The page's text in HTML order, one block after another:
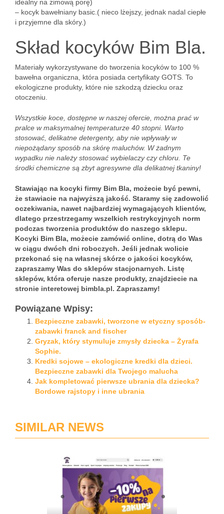
idealny na zimową porę)
– kocyk bawełniany basic.( nieco lżejszy, jednak nadal ciepłe
i przyjemne dla skóry.)
Skład kocyków Bim Bla.
Materiały wykorzystywane do tworzenia kocyków to 100 %
bawełna organiczna, która posiada certyfikaty GOTS. To
ekologiczne produkty, które nie szkodzą dziecku oraz
otoczeniu.
Wszystkie koce, dostępne w naszej ofercie, można prać w
pralce w maksymalnej temperaturze 40 stopni. Warto
stosować, delikatne detergenty, aby nie wpływały w
niepożądany sposób na skórę maluchów. W żadnym
wypadku nie należy stosować wybielaczy czy chloru. Te
środki chemiczne są zbyt agresywne dla delikatnej tkaniny!
Stawiając na kocyki firmy Bim Bla, możecie być pewni,
że stawiacie na najwyższą jakość. Staramy się zadowolić
oczekiwania, nawet najbardziej wymagających klientów,
dlatego przestrzegamy wszelkich restrykcyjnych norm
podczas tworzenia produktów do naszego sklepu.
Kocyki Bim Bla, możecie zamówić online, dotrą do Was
w ciągu dwóch dni roboczych. Jeśli jednak wolicie
przekonać się na własnej skórze o jakości kocyków,
zapraszamy Was do sklepów stacjonarnych. Listę
sklepów, która oferuje nasze produkty, znajdziecie na
stronie interetowej bimbla.pl. Zapraszamy!
Powiązane Wpisy:
Bezpieczne zabawki, tworzone w etyczny sposób-
zabawki franck and fischer
Gryzak, który stymuluje zmysły dziecka – Żyrafa
Sophie.
Kredki sojowe – ekologiczne kredki dla dzieci.
Bezpieczne zabawki dla Twojego malucha
Jak kompletować pierwsze ubrania dla dziecka?
Bordowe rajstopy i inne ubrania
SIMILAR NEWS